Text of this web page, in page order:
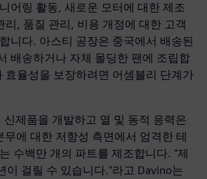
어링 활동, 새로운 모터에 대한 제조
리, 품질 관리, 비용 개정에 대한 고객
니다. 아스티 공장은 중국에서 배송된
배송하거나 자체 몰딩한 팬에 조립합
효율성을 보장하려면 어셈블리 단계가
신제품을 개발하고 열 및 동적 응력은
무에 대한 저항성 측면에서 엄격한 테
수백만 개의 파트를 제조합니다. "제
이 걸릴 수 있습니다."라고 Davino는